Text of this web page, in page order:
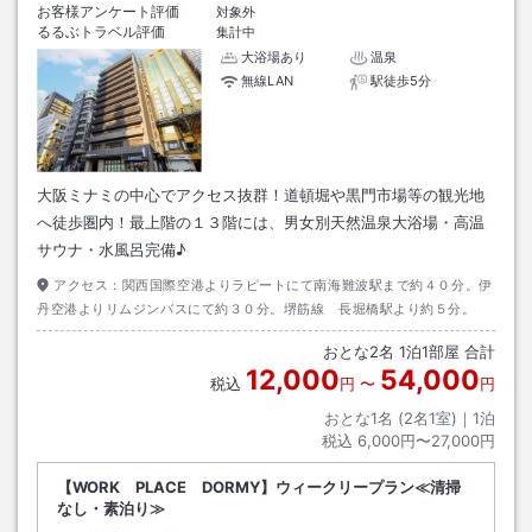
お客様アンケート評価
対象外
るるぶトラベル評価
集計中
大浴場あり
温泉
無線LAN
駅徒歩5分
大阪ミナミの中心でアクセス抜群！道頓堀や黒門市場等の観光地
へ徒歩圏内！最上階の１３階には、男女別天然温泉大浴場・高温
サウナ・水風呂完備♪
アクセス： 関西国際空港よりラピートにて南海難波駅まで約４０分。伊
丹空港よりリムジンバスにて約３０分。堺筋線 長堀橋駅より約５分。
おとな2名 1泊1部屋 合計
税込 12,000円 〜 54,000円
おとな1名 (2名1室)｜ 1泊
税込 6,000円〜27,000円
【WORK PLACE DORMY】ウィークリープラン≪清掃
なし・素泊り≫